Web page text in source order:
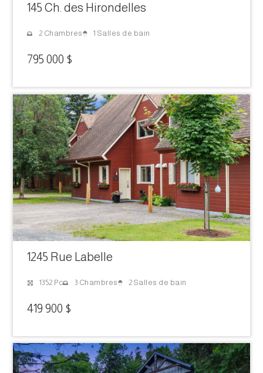
145 Ch. des Hirondelles
2 Chambres 1 Salles de bain
795 000 $
1245 Rue Labelle
1352 Pc 3 Chambres 2 Salles de bain
419 900 $